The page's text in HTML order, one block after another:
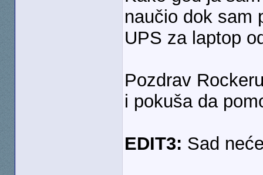
naučio dok sam
UPS za laptop
Pozdrav
i pokuša da
EDIT3: Sad